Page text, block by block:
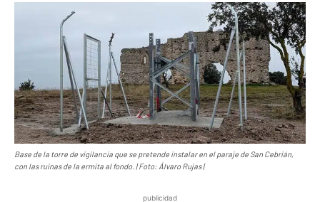
Base de la torre de vigilancia que se pretende instalar en el paraje de San Cebrián,
con las ruinas de la ermita al fondo. | Foto: Álvaro Rujas |
publicidad